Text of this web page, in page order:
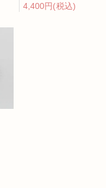
4,400円(税込)